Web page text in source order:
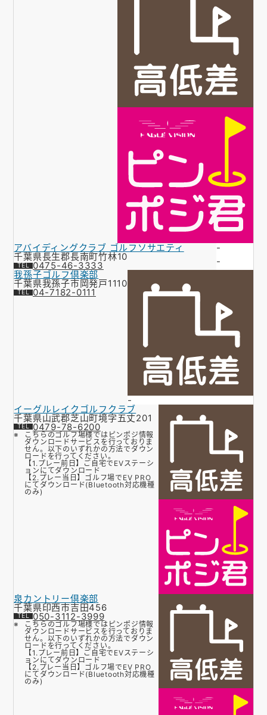
アバイディングクラブ ゴルフソサエティ
千葉県長生郡長南町竹林10
0475-46-3333
-
-
我孫子ゴルフ倶楽部
千葉県我孫子市岡発戸1110
04-7182-0111
-
イーグルレイクゴルフクラブ
千葉県山武郡芝山町境字五丈201
0479-78-6200
こちらのゴルフ場様ではピンポジ情報
ダウンロードサービスを行っておりま
せん。以下のいずれかの方法でダウン
ロードを行ってください。
【1.プレー前日】ご自宅でEVステーシ
ョンにてダウンロード
【2.プレー当日】ゴルフ場でEV PRO
にてダウンロード(Bluetooth対応機種
のみ)
泉カントリー倶楽部
千葉県印西市吉田456
050-3112-3999
こちらのゴルフ場様ではピンポジ情報
ダウンロードサービスを行っておりま
せん。以下のいずれかの方法でダウン
ロードを行ってください。
【1.プレー前日】ご自宅でEVステーシ
ョンにてダウンロード
【2.プレー当日】ゴルフ場でEV PRO
にてダウンロード(Bluetooth対応機種
のみ)